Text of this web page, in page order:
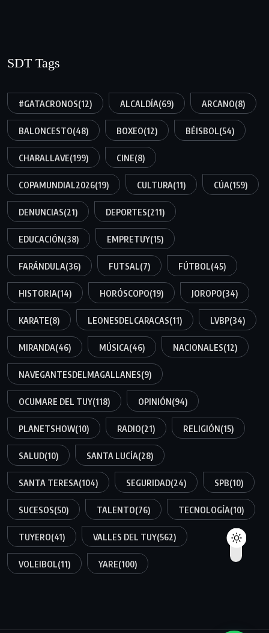
SDT Tags
#GATACRONOS(12) ALCALDÍA(69) ARCANO(8)
BALONCESTO(48) BOXEO(12) BÉISBOL(54)
CHARALLAVE(199) CINE(8)
COPAMUNDIAL2026(19) CULTURA(11) CÚA(159)
DENUNCIAS(21) DEPORTES(211)
EDUCACIÓN(38) EMPRETUY(15)
FARÁNDULA(36) FUTSAL(7) FÚTBOL(45)
HISTORIA(14) HORÓSCOPO(19) JOROPO(34)
KARATE(8) LEONESDELCARACAS(11) LVBP(34)
MIRANDA(46) MÚSICA(46) NACIONALES(12)
NAVEGANTESDELMAGALLANES(9)
OCUMARE DEL TUY(118) OPINIÓN(94)
PLANETSHOW(10) RADIO(21) RELIGIÓN(15)
SALUD(10) SANTA LUCÍA(28)
SANTA TERESA(104) SEGURIDAD(24) SPB(10)
SUCESOS(50) TALENTO(76) TECNOLOGÍA(10)
TUYERO(41) VALLES DEL TUY(562)
VOLEIBOL(11) YARE(100)